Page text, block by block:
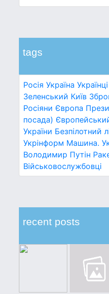
tags
Росія Україна Українці
Зеленський Київ
Росіяни Європа
посада)
України Безпілотний
Укрінформ Машина.
Володимир Путін
Військовослужбовці
recent posts